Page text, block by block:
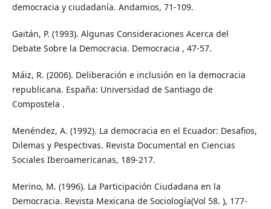
democracia y ciudadanía. Andamios, 71-109.
Gaitán, P. (1993). Algunas Consideraciones Acerca del
Debate Sobre la Democracia. Democracia , 47-57.
Máiz, R. (2006). Deliberación e inclusión en la democracia
republicana. España: Universidad de Santiago de
Compostela .
Menéndez, A. (1992). La democracia en el Ecuador: Desafios,
Dilemas y Pespectivas. Revista Documental en Ciencias
Sociales Iberoamericanas, 189-217.
Merino, M. (1996). La Participación Ciudadana en la
Democracia. Revista Mexicana de Sociología(Vol 58. ), 177-